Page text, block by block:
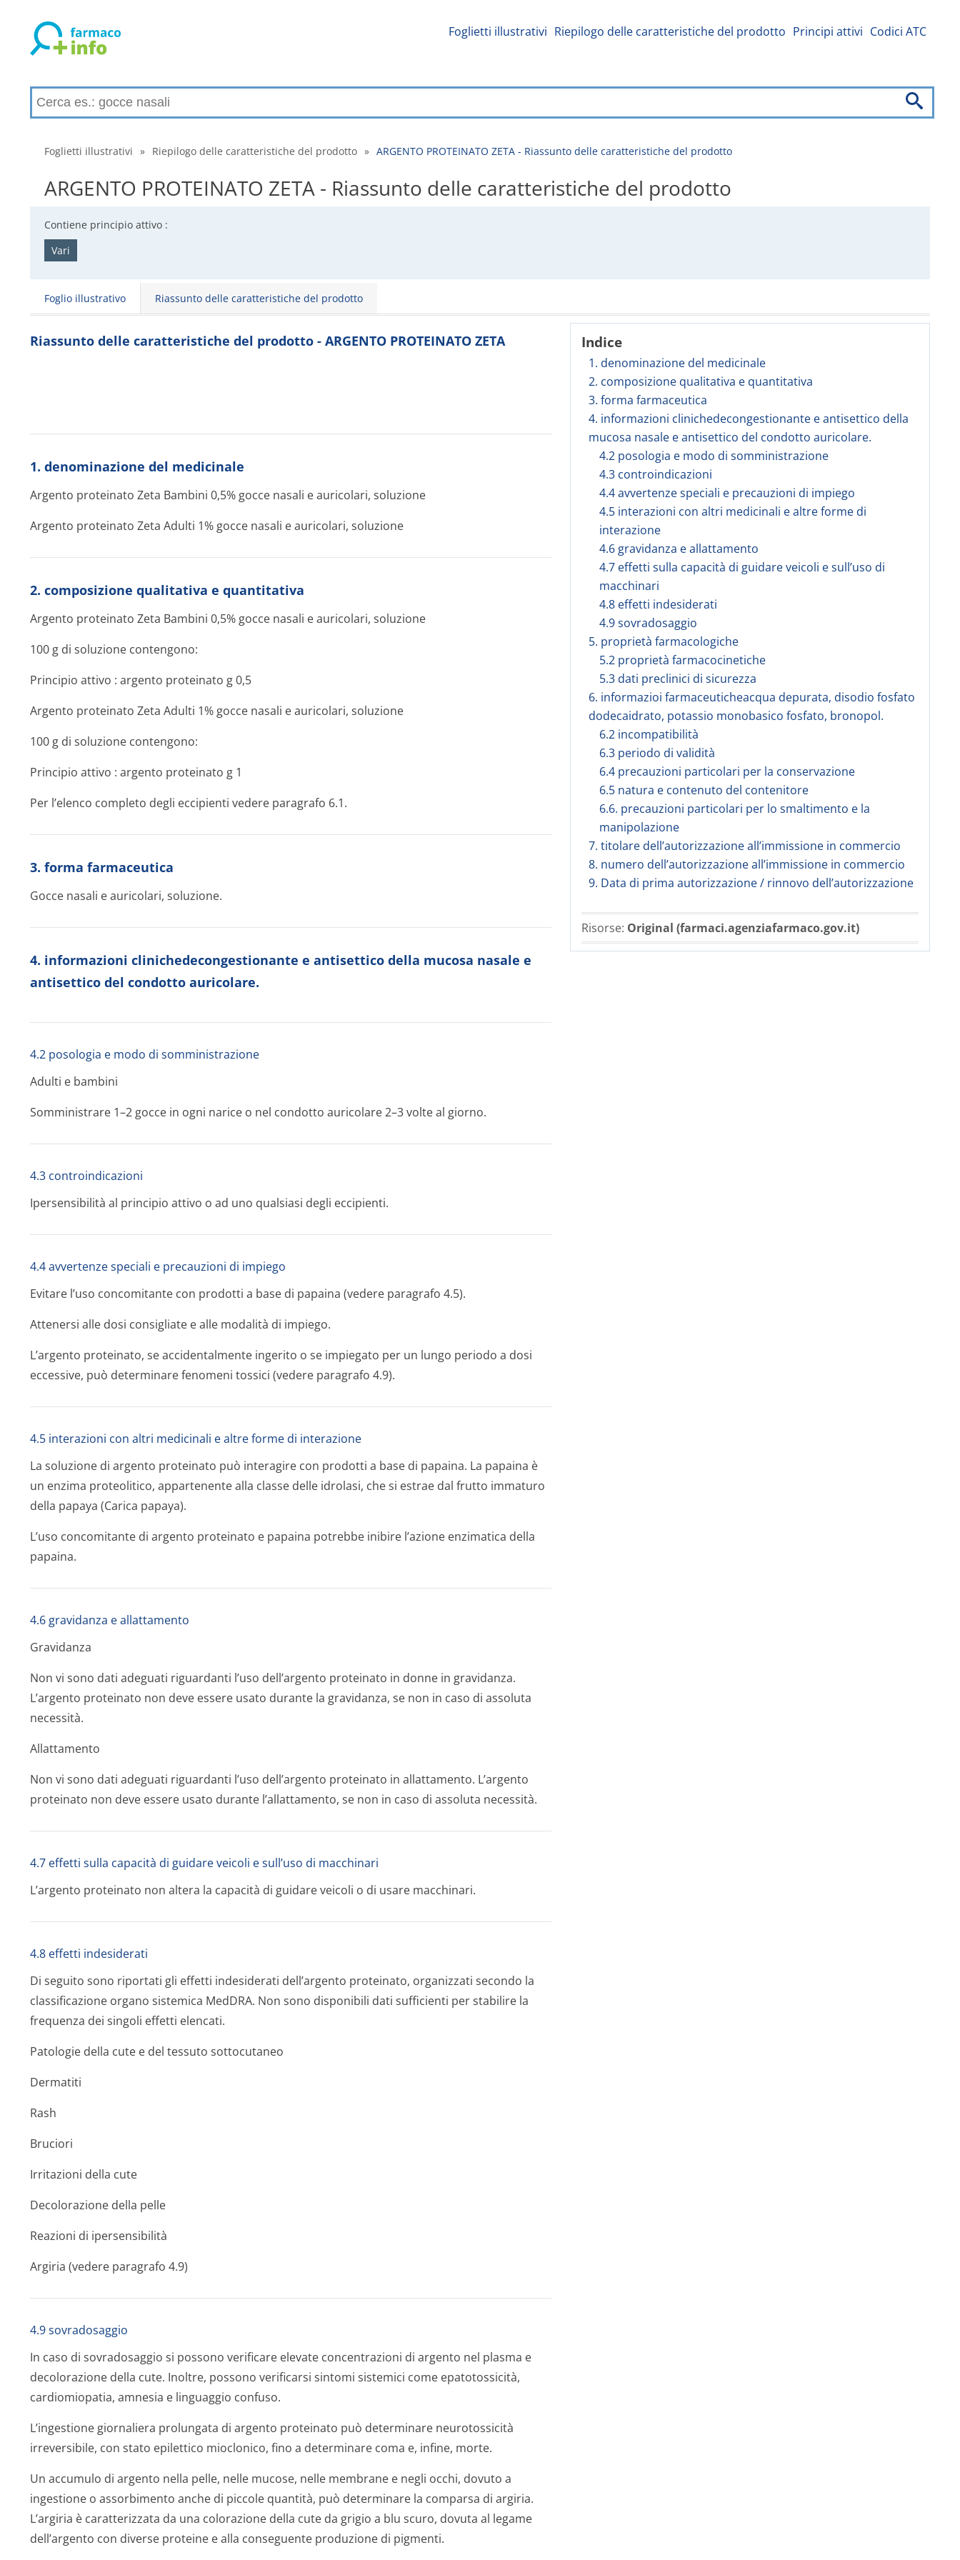
Foglietti illustrativi Riepilogo delle caratteristiche del prodotto Principi attivi Codici ATC
Foglietti illustrativi » Riepilogo delle caratteristiche del prodotto » ARGENTO PROTEINATO ZETA - Riassunto delle caratteristiche del prodotto
ARGENTO PROTEINATO ZETA - Riassunto delle caratteristiche del prodotto
Contiene principio attivo :
Vari
Foglio illustrativo Riassunto delle caratteristiche del prodotto
Indice
1. denominazione del medicinale
2. composizione qualitativa e quantitativa
3. forma farmaceutica
4. informazioni clinichedecongestionante e antisettico della
mucosa nasale e antisettico del condotto auricolare.
4.2 posologia e modo di somministrazione
4.3 controindicazioni
4.4 avvertenze speciali e precauzioni di impiego
4.5 interazioni con altri medicinali e altre forme di
interazione
4.6 gravidanza e allattamento
4.7 effetti sulla capacità di guidare veicoli e sull’uso di
macchinari
4.8 effetti indesiderati
4.9 sovradosaggio
5. proprietà farmacologiche
5.2 proprietà farmacocinetiche
5.3 dati preclinici di sicurezza
6. informazioi farmaceuticheacqua depurata, disodio fosfato
dodecaidrato, potassio monobasico fosfato, bronopol.
6.2 incompatibilità
6.3 periodo di validità
6.4 precauzioni particolari per la conservazione
6.5 natura e contenuto del contenitore
6.6. precauzioni particolari per lo smaltimento e la
manipolazione
7. titolare dell’autorizzazione all’immissione in commercio
8. numero dell’autorizzazione all’immissione in commercio
9. Data di prima autorizzazione / rinnovo dell’autorizzazione
Risorse: Original (farmaci.agenziafarmaco.gov.it)
Riassunto delle caratteristiche del prodotto - ARGENTO PROTEINATO ZETA
1. denominazione del medicinale
Argento proteinato Zeta Bambini 0,5% gocce nasali e auricolari, soluzione
Argento proteinato Zeta Adulti 1% gocce nasali e auricolari, soluzione
2. composizione qualitativa e quantitativa
Argento proteinato Zeta Bambini 0,5% gocce nasali e auricolari, soluzione
100 g di soluzione contengono:
Principio attivo : argento proteinato g 0,5
Argento proteinato Zeta Adulti 1% gocce nasali e auricolari, soluzione
100 g di soluzione contengono:
Principio attivo : argento proteinato g 1
Per l’elenco completo degli eccipienti vedere paragrafo 6.1.
3. forma farmaceutica
Gocce nasali e auricolari, soluzione.
4. informazioni clinichedecongestionante e antisettico della mucosa nasale e
antisettico del condotto auricolare.
4.2 posologia e modo di somministrazione
Adulti e bambini
Somministrare 1–2 gocce in ogni narice o nel condotto auricolare 2–3 volte al giorno.
4.3 controindicazioni
Ipersensibilità al principio attivo o ad uno qualsiasi degli eccipienti.
4.4 avvertenze speciali e precauzioni di impiego
Evitare l’uso concomitante con prodotti a base di papaina (vedere paragrafo 4.5).
Attenersi alle dosi consigliate e alle modalità di impiego.
L’argento proteinato, se accidentalmente ingerito o se impiegato per un lungo periodo a dosi
eccessive, può determinare fenomeni tossici (vedere paragrafo 4.9).
4.5 interazioni con altri medicinali e altre forme di interazione
La soluzione di argento proteinato può interagire con prodotti a base di papaina. La papaina è
un enzima proteolitico, appartenente alla classe delle idrolasi, che si estrae dal frutto immaturo
della papaya (Carica papaya).
L’uso concomitante di argento proteinato e papaina potrebbe inibire l’azione enzimatica della
papaina.
4.6 gravidanza e allattamento
Gravidanza
Non vi sono dati adeguati riguardanti l’uso dell’argento proteinato in donne in gravidanza.
L’argento proteinato non deve essere usato durante la gravidanza, se non in caso di assoluta
necessità.
Allattamento
Non vi sono dati adeguati riguardanti l’uso dell’argento proteinato in allattamento. L’argento
proteinato non deve essere usato durante l’allattamento, se non in caso di assoluta necessità.
4.7 effetti sulla capacità di guidare veicoli e sull’uso di macchinari
L’argento proteinato non altera la capacità di guidare veicoli o di usare macchinari.
4.8 effetti indesiderati
Di seguito sono riportati gli effetti indesiderati dell’argento proteinato, organizzati secondo la
classificazione organo sistemica MedDRA. Non sono disponibili dati sufficienti per stabilire la
frequenza dei singoli effetti elencati.
Patologie della cute e del tessuto sottocutaneo
Dermatiti
Rash
Bruciori
Irritazioni della cute
Decolorazione della pelle
Reazioni di ipersensibilità
Argiria (vedere paragrafo 4.9)
4.9 sovradosaggio
In caso di sovradosaggio si possono verificare elevate concentrazioni di argento nel plasma e
decolorazione della cute. Inoltre, possono verificarsi sintomi sistemici come epatotossicità,
cardiomiopatia, amnesia e linguaggio confuso.
L’ingestione giornaliera prolungata di argento proteinato può determinare neurotossicità
irreversibile, con stato epilettico mioclonico, fino a determinare coma e, infine, morte.
Un accumulo di argento nella pelle, nelle mucose, nelle membrane e negli occhi, dovuto a
ingestione o assorbimento anche di piccole quantità, può determinare la comparsa di argiria.
L’argiria è caratterizzata da una colorazione della cute da grigio a blu scuro, dovuta al legame
dell’argento con diverse proteine e alla conseguente produzione di pigmenti.